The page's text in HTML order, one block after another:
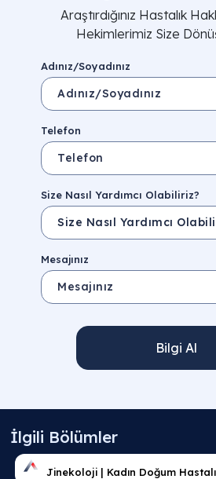
Araştırdığınız Hastalık
Hekimlerimiz Size
Adınız/Soyadınız
Telefon
Size Nasıl Yardımcı Olabiliriz?
Mesajınız
Bilgi Al